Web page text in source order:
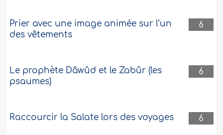
6
Prier avec une image animée sur l’un
des vêtements
6
Le prophète Dâwûd et le Zabûr (les
psaumes)
6
Raccourcir la Salate lors des voyages